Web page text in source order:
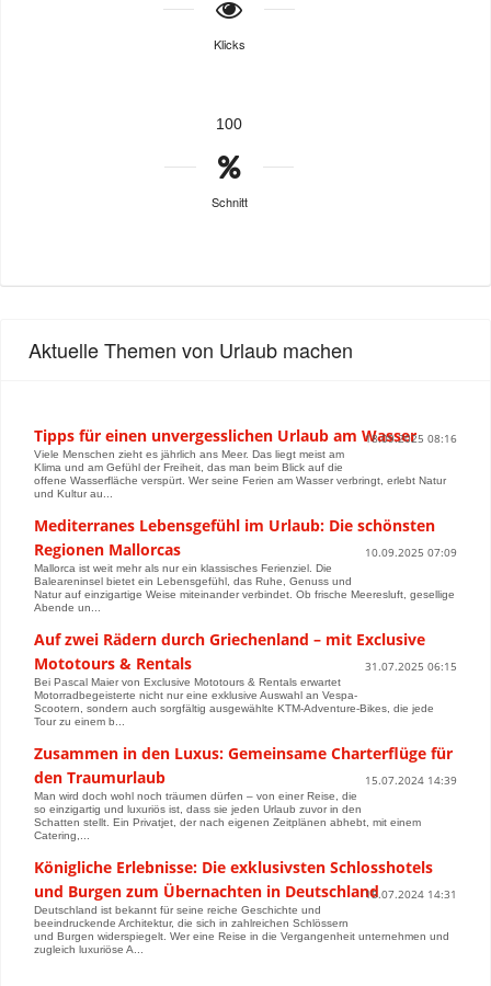
Klicks
100
Schnitt
Aktuelle Themen von Urlaub machen
Tipps für einen unvergesslichen Urlaub am Wasser
18.09.2025 08:16
Viele Menschen zieht es jährlich ans Meer. Das liegt meist am
Klima und am Gefühl der Freiheit, das man beim Blick auf die
offene Wasserfläche verspürt. Wer seine Ferien am Wasser verbringt, erlebt Natur
und Kultur au...
Mediterranes Lebensgefühl im Urlaub: Die schönsten
Regionen Mallorcas
10.09.2025 07:09
Mallorca ist weit mehr als nur ein klassisches Ferienziel. Die
Baleareninsel bietet ein Lebensgefühl, das Ruhe, Genuss und
Natur auf einzigartige Weise miteinander verbindet. Ob frische Meeresluft, gesellige
Abende un...
Auf zwei Rädern durch Griechenland – mit Exclusive
Mototours & Rentals
31.07.2025 06:15
Bei Pascal Maier von Exclusive Mototours & Rentals erwartet
Motorradbegeisterte nicht nur eine exklusive Auswahl an Vespa-
Scootern, sondern auch sorgfältig ausgewählte KTM-Adventure-Bikes, die jede
Tour zu einem b...
Zusammen in den Luxus: Gemeinsame Charterflüge für
den Traumurlaub
15.07.2024 14:39
Man wird doch wohl noch träumen dürfen – von einer Reise, die
so einzigartig und luxuriös ist, dass sie jeden Urlaub zuvor in den
Schatten stellt. Ein Privatjet, der nach eigenen Zeitplänen abhebt, mit einem
Catering,...
Königliche Erlebnisse: Die exklusivsten Schlosshotels
und Burgen zum Übernachten in Deutschland15.07.2024 14:31
Deutschland ist bekannt für seine reiche Geschichte und
beeindruckende Architektur, die sich in zahlreichen Schlössern
und Burgen widerspiegelt. Wer eine Reise in die Vergangenheit unternehmen und
zugleich luxuriöse A...